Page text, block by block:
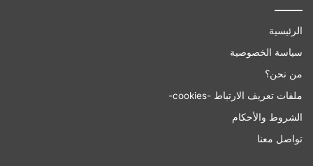
الرئيسية
سياسة الخصوصية
من نحن؟
ملفات تعريف الارتباط -cookies-
الشروط والأحكام
تواصل معنا